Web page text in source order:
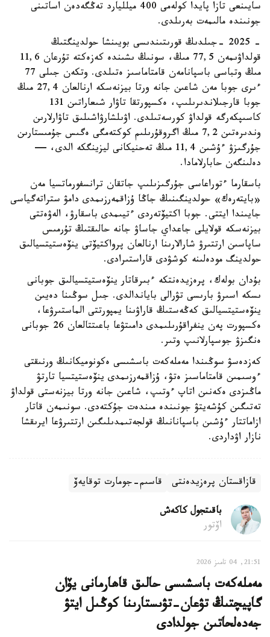
سايىنعى تازا پايدا كولەمى 400 ميلليارد تەڭگەدەن اساتىنى
جونىندە مالىمەت بەرىلدى.
- 2025 -جىلدىڭ قورىتىندىسى بويىنشا حولدينگتىڭ
قولداۋىمەن 77,5 مىڭ، سونىڭ ىشىندە كەزەكتە تۇرعان 11,6
مىڭ وتباسى باسپانامەن قامتاماسىز ەتىلدى. وتكەن جىلى 77
ءىرى جوبا مەن شاعىن جانە ورتا بيزنەسكە ارنالعان 27,4 مىڭ
جوبا قارجىلاندىرىلىپ، ەكسپورتقا تاۋار شىعاراتىن 131
كاسىپكەرگە قولداۋ كورسەتىلدى. اۋىلشارۋاشىلىق تاۋارلارىن
وندىرەتىن 7,2 مىڭ اگروقۇرىلىم كوكتەمگى ەگىس جۇمىستارىن
جۇرگىزۋ ءۇشىن 11,4 مىڭ تەحنيكانى ليزينگكە الدى، —
دەلىنگەن حابارلامادا.
باسقارما ءتوراعاسى جۇرگىزىلىپ جاتقان ترانسفورماتسيا مەن
«بايتەرەك» حولدينگىنىڭ جاڭا ۇزاقمەرزىمدى دامۋ ستراتەگياسى
جايىندا ايتتى. جوبا اكتيۆتەردى ءتيىمدى باسقارۋ، الەۋەتتى
بيزنەسكە قولايلى جاعداي جاساۋ جانە حالىقتىڭ تۇرمىس
ساپاسىن ارتتىرۋ شارالارىنا ارنالعان پرواكتيۆتى ينۆەستيتسيالىق
حولدينگ مودەلىنە كوشۋدى قاراستىرادى.
بۇدان بولەك، پرەزيدەنتكە ءبىرقاتار ينۆەستيتسيالىق جوبانى
ىسكە اسىرۋ بارىسى تۋرالى باياندالدى. جىل سوڭىنا دەيىن
ينۆەستيتسيالىق كەڭەستىڭ قاراۋىنا يمپورتتى الماستىرۋعا،
ەكسپورت پەن ينفراقۇرىلىمدى دامىتۋعا باعىتتالعان 26 جوبانى
ەنگىزۋ جوسپارلانىپ وتىر.
كەزدەسۋ سوڭىندا مەملەكەت باسشىسى ەكونوميكانىڭ ورنىقتى
ءوسىمىن قامتاماسىز ەتۋ، ۇزاقمەرزىمدى ينۆەستيتسيا تارتۋ
ماڭىزدى ەكەنىن اتاپ ءوتىپ، شاعىن جانە ورتا بيزنەستى قولداۋ
تەتىگىن كۇشەيتۋ جونىندە مىندەت جۇكتەدى. سونىمەن قاتار
ازاماتتار ءۇشىن باسپانانىڭ قولجەتىمدىلىگىن ارتتىرۋعا ايرىقشا
نازار اۋداردى.
قازاقستان پرەزيدەنتى قاسىم-جومارت توقايەۆ
باقىتجول كاكەش
اۆتور
21:51, 04 تامىز 2026
مەملەكەت باسشىسى حالىق قاھارمانى يۆان
گاپيچتىڭ تۋعان-تۋىستارىنا كوڭىل ايتۋ
جەدەلحاتىن جولدادى